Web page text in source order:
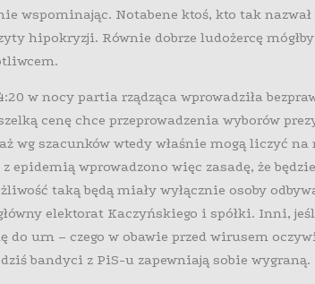
wspominając. Notabene ktoś, kto tak
hipokryzji. Równie dobrze ludożercę
w nocy partia rządząca wprowadziła
cenę chce przeprowadzenia wyborów
wg szacunków wtedy właśnie mogą liczyć na
epidemią wprowadzono więc zasadę, że
taką będą miały wyłącznie osoby
elektorat Kaczyńskiego i spółki. Inni,
do urn – czego w obawie przed wirusem
bandyci z PiS-u zapewniają sobie wygraną.